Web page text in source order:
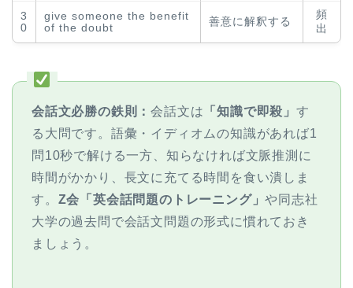
3
0
give someone the benefit
of the doubt
善意に解釈する
頻
出
会話文必勝の鉄則：会話文は 「知識で即殺」す
る大問です。語彙・イディオムの知識があれば1
問10秒で解ける一方、知らなければ文脈推測に
時間がかかり、長文に充てる時間を食い潰しま
す。 Z会「英会話問題のトレーニング」や同志社
大学の過去問で会話文問題の形式に慣れておき
ましょう。